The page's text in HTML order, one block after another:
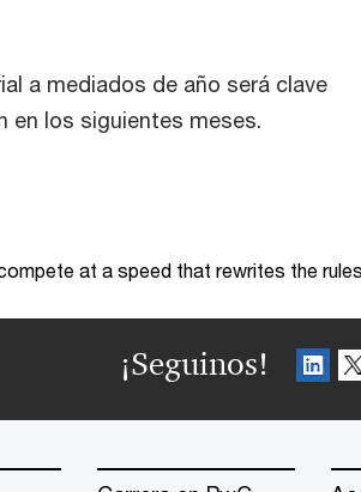
a mediados de año será clave
en los siguientes meses.
at a speed that rewrites the rules
¡Seguinos!